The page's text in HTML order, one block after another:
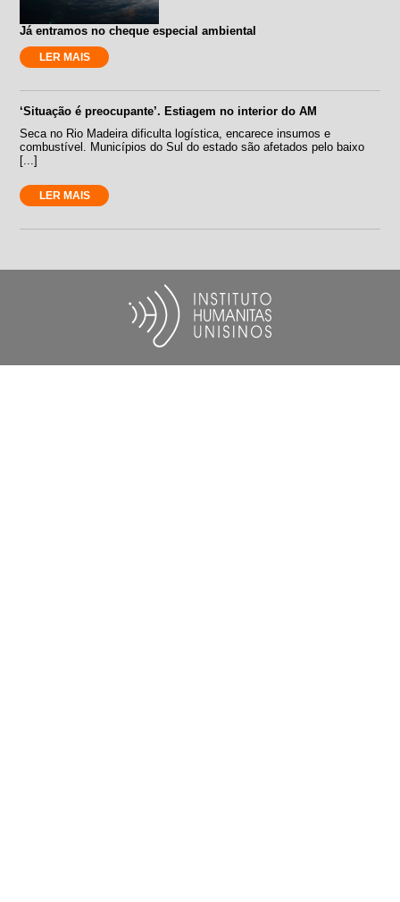
Já entramos no cheque especial ambiental
LER MAIS
‘Situação é preocupante’. Estiagem no interior do AM
Seca no Rio Madeira dificulta logística, encarece insumos e
combustível. Municípios do Sul do estado são afetados pelo baixo
[...]
LER MAIS